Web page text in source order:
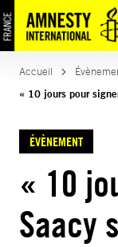
Accueil
« 10 jours pour
ÉVÈNEMENT
« 10
Saacy